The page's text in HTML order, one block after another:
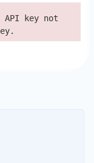
API key not